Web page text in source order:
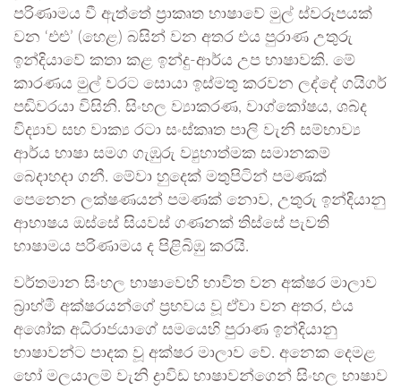
පරිණාමය වී ඇත්තේ ප්‍රාකෘත භාෂාවේ මුල් ස්වරූපයක්
වන ‘එළු’ (හෙළ) බසින් වන අතර එය පුරාණ උතුරු
ඉන්දියාවේ කතා කළ ඉන්දු-ආර්ය උප භාෂාවකි. මේ
කාරණය මුල් වරට සොයා ඉස්මතු කරවන ලද්දේ ගයිගර්
පඬිවරයා විසිනි. සිංහල ව්‍යාකරණ, වාග්කෝෂය, ශබ්ද
විද්‍යාව සහ වාක්‍ය රටා සංස්කෘත පාලි වැනි සම්භාව්‍ය
ආර්ය භාෂා සමග ගැඹුරු ව්‍යුහාත්මක සමානකම්
බෙදාහදා ගනී. මේවා හුදෙක් මතුපිටින් පමණක්
පෙනෙන ලක්ෂණයන් පමණක් නොව, උතුරු ඉන්දියානු
ආභාෂය ඔස්සේ සියවස් ගණනක් තිස්සේ පැවති
භාෂාමය පරිණාමය ද පිළිබිඹු කරයි.
වර්තමාන සිංහල භාෂාවෙහි භාවිත වන අක්ෂර මාලාව
බ්‍රාහ්මී අක්ෂරයන්ගේ ප්‍රභවය වූ ඒවා වන අතර, එය
අශෝක අධිරාජයාගේ සමයෙහි පුරාණ ඉන්දියානු
භාෂාවන්ට පාදක වූ අක්ෂර මාලාව වේ. අනෙක දෙමළ
හෝ මලයාලම් වැනි ද්‍රාවිඩ භාෂාවන්ගෙන් සිංහල භාෂාව